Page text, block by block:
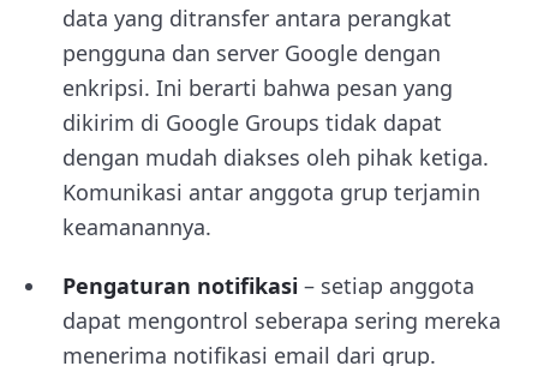
data yang ditransfer antara perangkat
pengguna dan server Google dengan
enkripsi. Ini berarti bahwa pesan yang
dikirim di Google Groups tidak dapat
dengan mudah diakses oleh pihak ketiga.
Komunikasi antar anggota grup terjamin
keamanannya.
Pengaturan notifikasi – setiap anggota
dapat mengontrol seberapa sering mereka
menerima notifikasi email dari grup.